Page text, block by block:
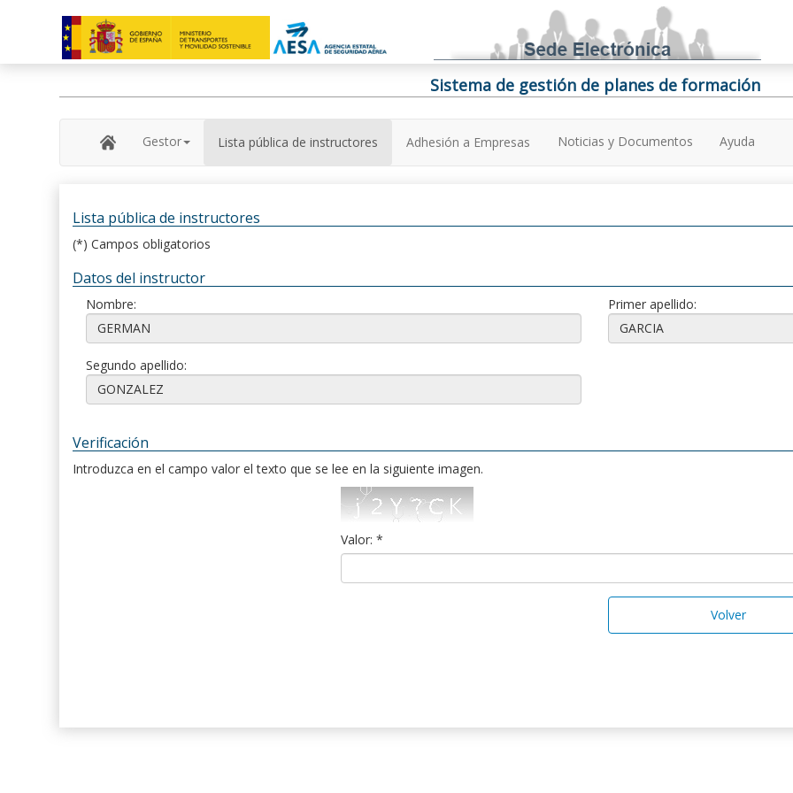
Sistema de gestión de planes de formación
Gestor Lista pública de instructores Adhesión a Empresas Noticias y Documentos Ayuda
Lista pública de instructores
(*) Campos obligatorios
Datos del instructor
Nombre: Primer apellido:
Segundo apellido:
Verificación
Introduzca en el campo valor el texto que se lee en la siguiente imagen.
Valor: *
Volver